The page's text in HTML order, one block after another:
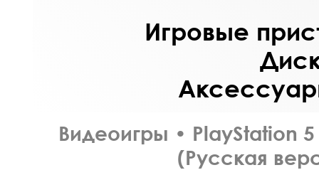
Игровые
Видеоигры • PlayStation 5
(Русская